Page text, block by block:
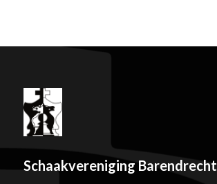
Schaakvereniging Barendrecht